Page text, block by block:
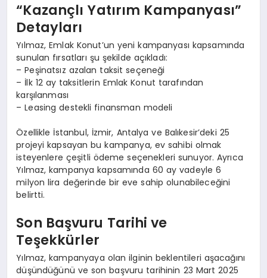
“Kazançlı Yatırım Kampanyası”
Detayları
Yılmaz, Emlak Konut’un yeni kampanyası kapsamında
sunulan fırsatları şu şekilde açıkladı:
– Peşinatsız azalan taksit seçeneği
– İlk 12 ay taksitlerin Emlak Konut tarafından
karşılanması
– Leasing destekli finansman modeli
Özellikle İstanbul, İzmir, Antalya ve Balıkesir’deki 25
projeyi kapsayan bu kampanya, ev sahibi olmak
isteyenlere çeşitli ödeme seçenekleri sunuyor. Ayrıca
Yılmaz, kampanya kapsamında 60 ay vadeyle 6
milyon lira değerinde bir eve sahip olunabileceğini
belirtti.
Son Başvuru Tarihi ve
Teşekkürler
Yılmaz, kampanyaya olan ilginin beklentileri aşacağını
düşündüğünü ve son başvuru tarihinin 23 Mart 2025